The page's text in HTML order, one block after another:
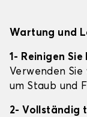
Wartung und
1- Reinigen
Verwenden Sie
um Staub und
2- Vollständig